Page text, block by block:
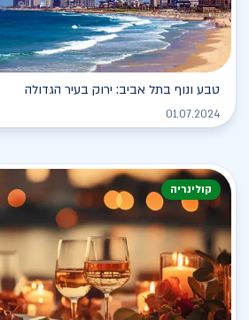
טבע ונוף בתל אביב: ירוק בעיר הגדולה
01.07.2024
קולינריה